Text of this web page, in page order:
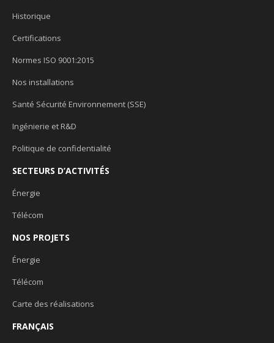
Historique
Certifications
Normes ISO 9001:2015
Nos installations
Santé Sécurité Environnement (SSE)
Ingénierie et R&D
Politique de confidentialité
SECTEURS D’ACTIVITÉS
Énergie
Télécom
NOS PROJETS
Énergie
Télécom
Carte des réalisations
FRANÇAIS